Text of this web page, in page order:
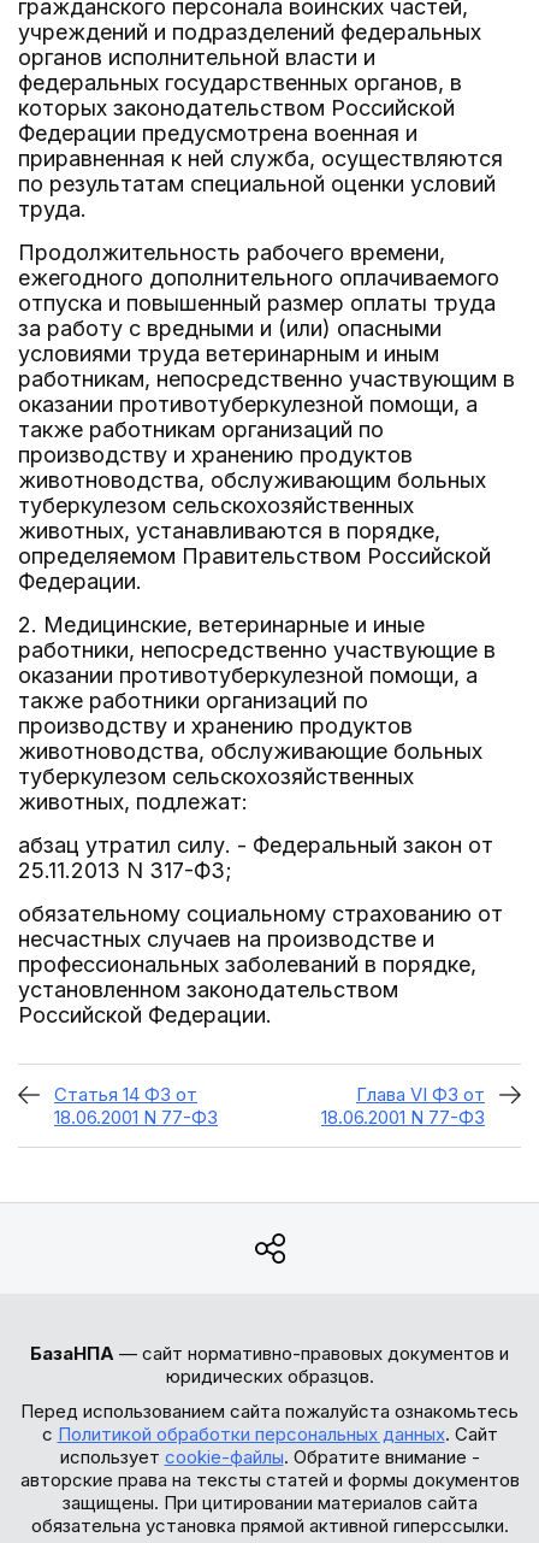
гражданского персонала воинских частей,
учреждений и подразделений федеральных
органов исполнительной власти и
федеральных государственных органов, в
которых законодательством Российской
Федерации предусмотрена военная и
приравненная к ней служба, осуществляются
по результатам специальной оценки условий
труда.
Продолжительность рабочего времени,
ежегодного дополнительного оплачиваемого
отпуска и повышенный размер оплаты труда
за работу с вредными и (или) опасными
условиями труда ветеринарным и иным
работникам, непосредственно участвующим в
оказании противотуберкулезной помощи, а
также работникам организаций по
производству и хранению продуктов
животноводства, обслуживающим больных
туберкулезом сельскохозяйственных
животных, устанавливаются в порядке,
определяемом Правительством Российской
Федерации.
2. Медицинские, ветеринарные и иные
работники, непосредственно участвующие в
оказании противотуберкулезной помощи, а
также работники организаций по
производству и хранению продуктов
животноводства, обслуживающие больных
туберкулезом сельскохозяйственных
животных, подлежат:
абзац утратил силу. - Федеральный закон от
25.11.2013 N 317-ФЗ;
обязательному социальному страхованию от
несчастных случаев на производстве и
профессиональных заболеваний в порядке,
установленном законодательством
Российской Федерации.
Статья 14 ФЗ от
18.06.2001 N 77-ФЗ
Глава VI ФЗ от
18.06.2001 N 77-ФЗ
БазаНПА — сайт нормативно-правовых документов и
юридических образцов.
Перед использованием сайта пожалуйста ознакомьтесь
с Политикой обработки персональных данных. Сайт
использует cookie-файлы. Обратите внимание -
авторские права на тексты статей и формы документов
защищены. При цитировании материалов сайта
обязательна установка прямой активной гиперссылки.